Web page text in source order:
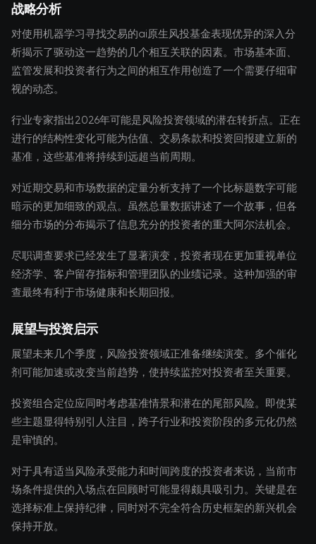
战略分析
对使用机器学习寻找交易的ai原生风投基金表现优异的深入分
析揭示了驱动这一趋势的几个相互关联的因素。市场基本面、
监管发展和投资者行为之间的相互作用创造了一个需要仔细审
视的动态。
行业专家指出2026年可能是风险投资领域的潜在转折点。正在
进行的结构性变化可能为估值、交易条款和投资回报建立新的
基准，这些基准将持续到远超当前周期。
对近期交易和市场数据的定量分析支持了一个比标题数字可能
暗示的更加细致的观点。虽然总量数据讲述了一个故事，但各
细分市场的分布揭示了信息充分的投资者的重大阿尔法机会。
尽职调查要求已经发生了显著演变，投资者现在更加重视单位
经济学、客户留存指标和管理团队的业绩记录。这种加强的审
查最终有利于市场健康和长期回报。
展望与投资启示
展望未来几个季度，风险投资领域正准备继续演变。多个催化
剂可能加速或改变当前趋势，使持续监控对投资者至关重要。
投资组合定位应同时考虑基准情景和潜在的尾部风险。即使某
些主题显得特别引人注目，跨子行业和投资阶段的多元化仍然
是审慎的。
对于具有适当风险承受能力和时间跨度的投资者来说，当前市
场条件提供的入场点在回顾时可能显得颇具吸引力。关键是在
选择标准上保持纪律，同时对不完全符合历史框架的新兴机会
保持开放。